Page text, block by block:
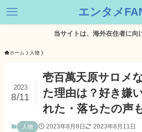
エンタメ
当サイトは、海外在住者に向けて情報を発
ホーム 人物
壱百萬天原サロメ
た理由は？好き嫌
れた・落ちたの声
2023
8/11
人物 2023年8月8日 2023年8月11日